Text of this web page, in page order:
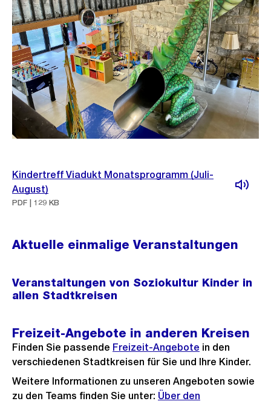
Kindertreff Viadukt Monatsprogramm (Juli-
August)
PDF | 129 KB
Aktuelle einmalige Veranstaltungen
Veranstaltungen von Soziokultur Kinder in
allen Stadtkreisen
Freizeit-Angebote in anderen Kreisen
Finden Sie passende Freizeit-Angebote in den
verschiedenen Stadtkreisen für Sie und Ihre Kinder.
Weitere Informationen zu unseren Angeboten sowie
zu den Teams finden Sie unter: Über den